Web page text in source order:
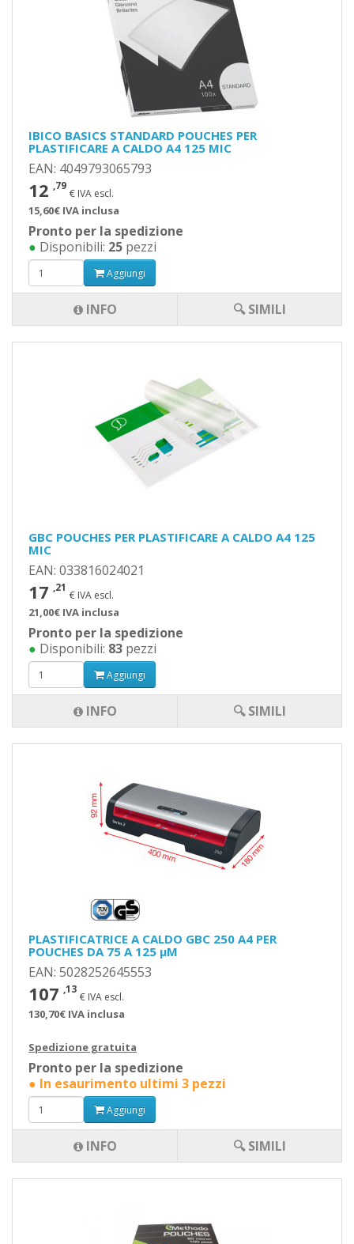
IBICO BASICS STANDARD POUCHES PER
PLASTIFICARE A CALDO A4 125 MIC
EAN: 4049793065793
12 ,79
€ IVA escl.
15,60€ IVA inclusa
Pronto per la spedizione
● Disponibili: 25 pezzi
Aggiungi
INFO 🔍 SIMILI
GBC POUCHES PER PLASTIFICARE A CALDO A4 125
MIC
EAN: 033816024021
17 ,21
€ IVA escl.
21,00€ IVA inclusa
Pronto per la spedizione
● Disponibili: 83 pezzi
Aggiungi
INFO 🔍 SIMILI
PLASTIFICATRICE A CALDO GBC 250 A4 PER
POUCHES DA 75 A 125 µM
EAN: 5028252645553
107 ,13
€ IVA escl.
130,70€ IVA inclusa
Spedizione gratuita
Pronto per la spedizione
● In esaurimento ultimi 3 pezzi
Aggiungi
INFO 🔍 SIMILI